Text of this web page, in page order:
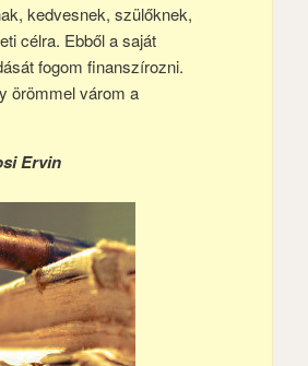
kedvesnek, szülőknek,
célra. Ebből a saját
fogom finanszírozni.
örömmel várom a
Ervin